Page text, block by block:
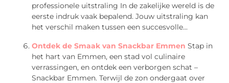
professionele uitstraling In de zakelijke wereld is de
eerste indruk vaak bepalend. Jouw uitstraling kan
het verschil maken tussen een succesvolle...
Ontdek de Smaak van Snackbar Emmen Stap in
het hart van Emmen, een stad vol culinaire
verrassingen, en ontdek een verborgen schat –
Snackbar Emmen. Terwijl de zon ondergaat over